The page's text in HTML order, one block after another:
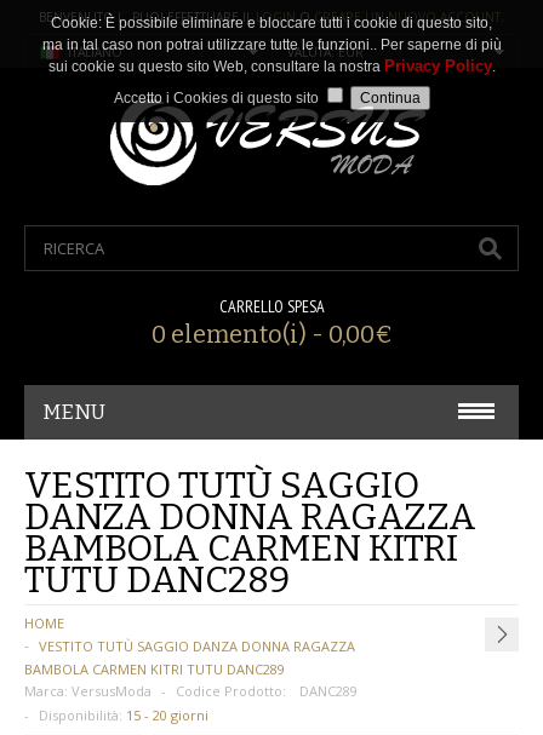
BENVENUTO ! PUOI EFFETTUARE ILLOGINOCREARE UN NUOVO ACCOUNT .
ITALIANO VALUTA: EUR
CARRELLO SPESA
0 elemento(i) - 0,00€
MENU
CARNEVALE/ COSPLAY
ACCESSORI
BAMBINA
BAMBINO
DONNA
VESTITO TUTÙ SAGGIO
DANZA DONNA RAGAZZA
BAMBOLA CARMEN KITRI
TUTU DANC289
HOME
VESTITO TUTÙ SAGGIO DANZA DONNA RAGAZZA
BAMBOLA CARMEN KITRI TUTU DANC289
Marca: VersusModa Codice Prodotto:
DANC289
Disponibilità: 15 - 20 giorni
Cookie: È possibile eliminare e bloccare tutti i cookie di questo sito,
ma in tal caso non potrai utilizzare tutte le funzioni.. Per saperne di più
sui cookie su questo sito Web, consultare la nostra Privacy Policy.
Accetto i Cookies di questo sito